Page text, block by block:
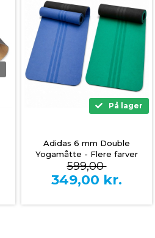
På lager
Adidas 6 mm Double
Yogamåtte - Flere farver
599,00
349,00 kr.